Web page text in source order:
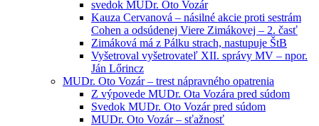
svedok MUDr. Oto Vozár
Kauza Cervanová – násilné akcie proti sestrám
Cohen a odsúdenej Viere Zimákovej – 2. časť
Zimáková má z Pálku strach, nastupuje ŠtB
Vyšetroval vyšetrovateľ XII. správy MV – npor.
Ján Lőrincz
MUDr. Oto Vozár – trest nápravného opatrenia
Z výpovede MUDr. Ota Vozára pred súdom
Svedok MUDr. Oto Vozár pred súdom
MUDr. Oto Vozár – sťažnosť